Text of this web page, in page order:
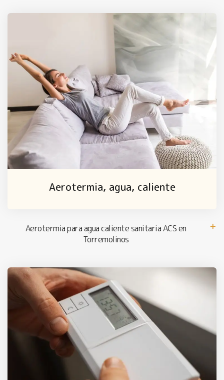
Aerotermia, agua, caliente
Aerotermia para agua caliente sanitaria ACS en
Torremolinos